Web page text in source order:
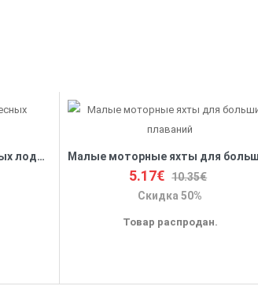
Водометы на базе подвесных лодочных моторов
5.17€ 10.35€
Скидка 50%
Товар распродан.